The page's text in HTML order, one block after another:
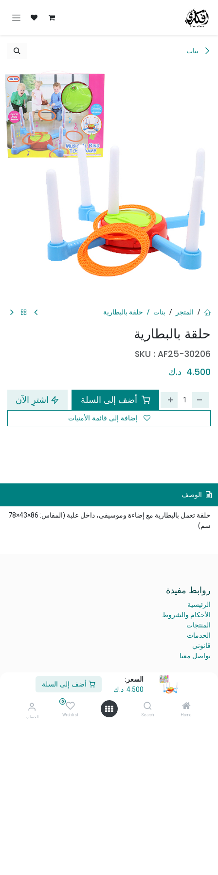
السعر:
4.500 د.ك
أضف إلى السلة
Home
Search
0
Wishlist الحساب
بنات
حلقة بالبطارية
SKU : AF25-30206
4.500 د.ك
أضف إلى السلة اشترِ الآن
إضافة إلى قائمة الأمنيات
المتجر بنات حلقة بالبطارية
الوصف
حلقة تعمل بالبطارية مع إضاءة وموسيقى، داخل علبة (المقاس: 86×43×78
سم)
روابط مفيدة
الرئيسية
الأحكام والشروط
المنتجات
الخدمات
قانوني
تواصل معنا
أهلًا وسهلًا بكم في شركة معرض أفكاري